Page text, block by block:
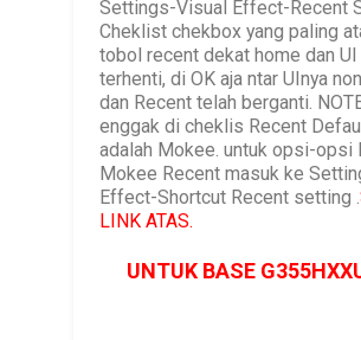
Settings-Visual Effect-Recent
Cheklist chekbox yang paling
tobol recent dekat home dan UI
terhenti, di OK aja ntar UInya
dan Recent telah berganti.
enggak di cheklis Recent
adalah Mokee. untuk opsi-opsi
Mokee Recent masuk ke
Effect-Shortcut Recent setting .
LINK ATAS.
UNTUK BASE